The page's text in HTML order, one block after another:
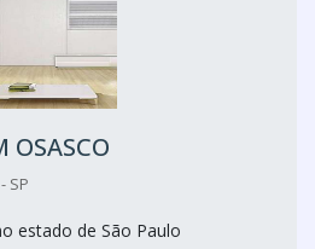
OSASCO
SP
estado de São Paulo